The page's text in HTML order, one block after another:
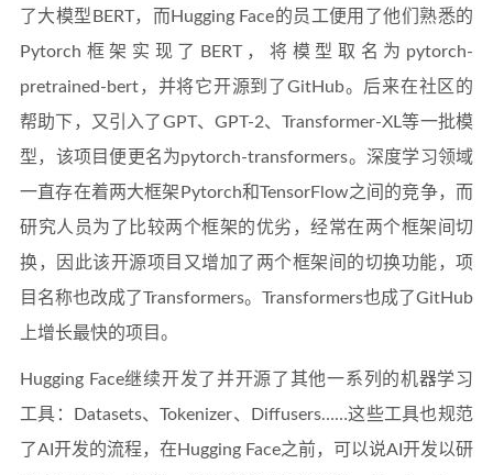
了大模型BERT，而Hugging Face的员工便用了他们熟悉的
Pytorch框架实现了BERT，将模型取名为pytorch-
pretrained-bert，并将它开源到了GitHub。后来在社区的
帮助下，又引入了GPT、GPT-2、Transformer-XL等一批模
型，该项目便更名为pytorch-transformers。深度学习领域
一直存在着两大框架Pytorch和TensorFlow之间的竞争，而
研究人员为了比较两个框架的优劣，经常在两个框架间切
换，因此该开源项目又增加了两个框架间的切换功能，项
目名称也改成了Transformers。Transformers也成了GitHub
上增长最快的项目。
Hugging Face继续开发了并开源了其他一系列的机器学习
工具：Datasets、Tokenizer、Diffusers……这些工具也规范
了AI开发的流程，在Hugging Face之前，可以说AI开发以研